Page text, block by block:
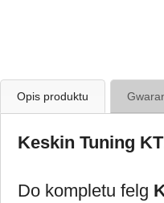
Opis produktu
Keskin Tuning
Do kompletu felg